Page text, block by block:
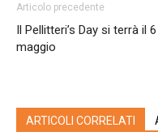
Articolo precedente
Il Pellitteri’s Day si terrà il 6
maggio
ARTICOLI CORRELATI